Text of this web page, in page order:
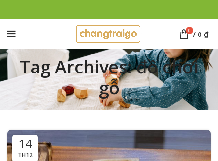
0 / 0 ₫
Tag Archives: đồ chơi
gỗ
14
TH12